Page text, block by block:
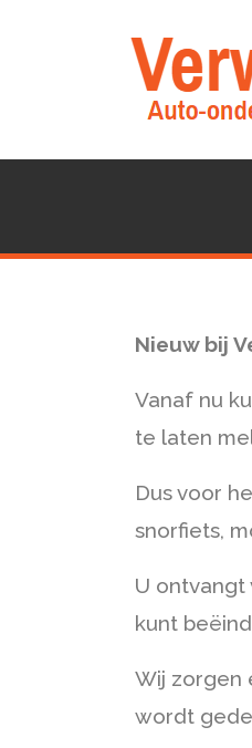
Nieuw bij
Vanaf nu
te laten
Dus voor
snorfiets,
U ontvangt
kunt
Wij zorgen
wordt